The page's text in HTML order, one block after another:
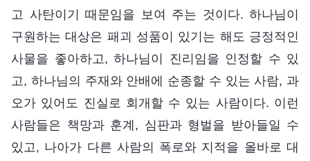
고 사탄이기 때문임을 보여 주는 것이다. 하나님이
구원하는 대상은 패괴 성품이 있기는 해도 긍정적인
사물을 좋아하고, 하나님이 진리임을 인정할 수 있
고, 하나님의 주재와 안배에 순종할 수 있는 사람, 과
오가 있어도 진실로 회개할 수 있는 사람이다. 이런
사람들은 책망과 훈계, 심판과 형벌을 받아들일 수
있고, 나아가 다른 사람의 폭로와 지적을 올바로 대